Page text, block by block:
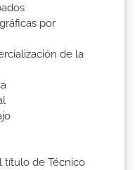
por
de la
título de Técnico